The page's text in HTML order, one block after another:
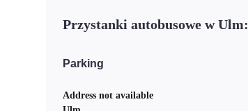
Przystanki autobusowe w Ulm:
Parking
Address not available